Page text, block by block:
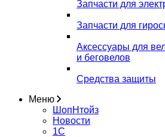
Запчасти для
Запчасти для
Аксессуары для
и беговелов
Средства защиты
Меню
ШопНтойз
Новости
1C